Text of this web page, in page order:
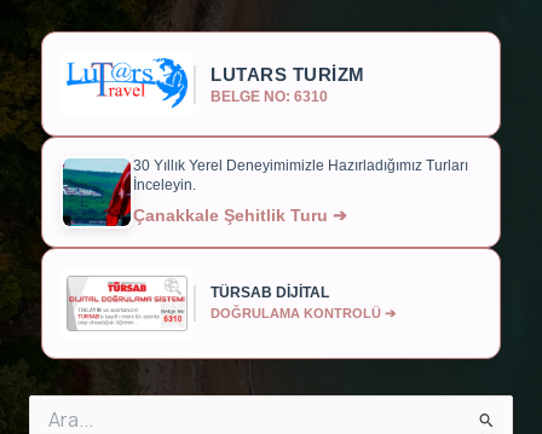
LUTARS TURİZM
BELGE NO: 6310
30 Yıllık Yerel Deneyimimizle Hazırladığımız Turları
İnceleyin.
Çanakkale Şehitlik Turu ➔
TÜRSAB DİJİTAL
DOĞRULAMA KONTROLÜ ➔